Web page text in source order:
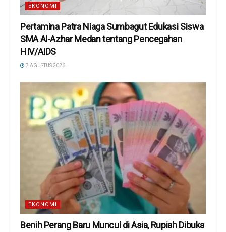
EKONOMI
Pertamina Patra Niaga Sumbagut Edukasi Siswa
SMA Al-Azhar Medan tentang Pencegahan
HIV/AIDS
7 AGUSTUS 2026
EKONOMI
Benih Perang Baru Muncul di Asia, Rupiah Dibuka